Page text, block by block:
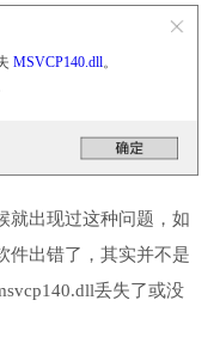
MSVCP140.dll。
就出现过这种问题，如
件出错了，其实并不是
丢失了或没